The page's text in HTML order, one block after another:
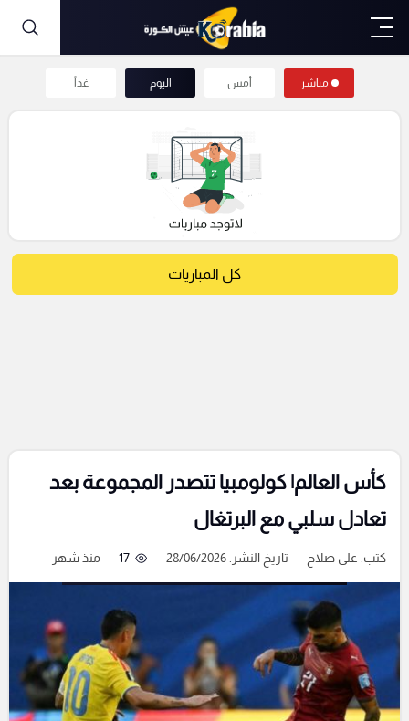
مباشر أمس اليوم غداً
كل المباريات
كأس العالم| كولومبيا تتصدر المجموعة بعد
تعادل سلبي مع البرتغال
كتب: على صلاح تاريخ النشر: 28/06/2026 17 منذ شهر